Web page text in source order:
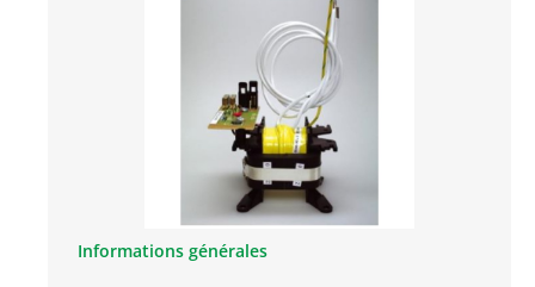
Informations générales